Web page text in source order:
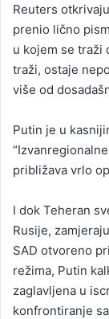
Reuters
prenio lično
u kojem se traži
traži, ostaje
više od
Putin je u
približava vrlo
I dok Teheran
Rusije,
SAD otvoreno
režima, Putin
zaglavljena u
konfrontiranje